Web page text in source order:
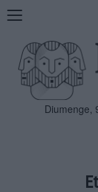
Mostra
navegació
Diumenge,